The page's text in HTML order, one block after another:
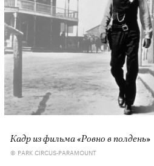
Кадр из фильма «Ровно в полдень»
© PARK CIRCUS-PARAMOUNT